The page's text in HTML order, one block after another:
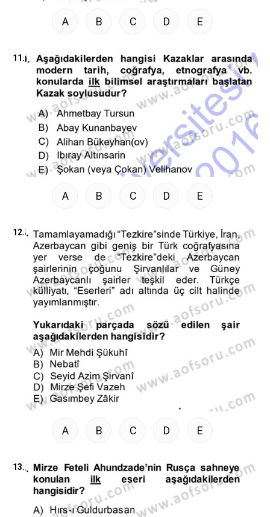
A B C D E
11.
A B C D E
12.
A B C D E
13.